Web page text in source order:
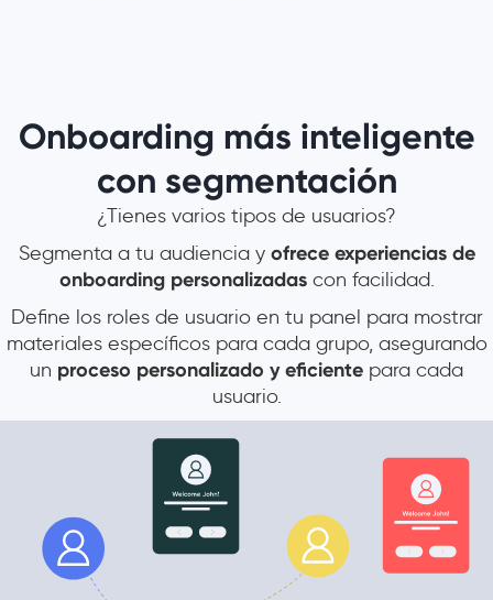
Onboarding más inteligente
con segmentación
¿Tienes varios tipos de usuarios?
Segmenta a tu audiencia y ofrece experiencias de
onboarding personalizadascon facilidad.
Define los roles de usuario en tu panel para mostrar
materiales específicos para cada grupo, asegurando
un proceso personalizado y eficiente para cada
usuario.